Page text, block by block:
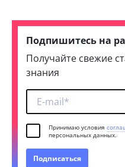
Подпишитесь на
Получайте свежие
знания
Принимаю условия
персональных данных.
Подписаться